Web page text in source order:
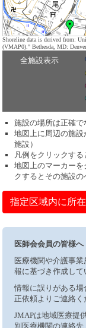
Shoreline data is derived from:
(VMAP0)." Bethesda, MD:
全施設表示
施設の場所は正確で
地図上に周辺の施
施設）
凡例をクリックす
地図上のマーカー
クするとその施設の
指定区域内に所
医師会会員の皆様へ
医療機関や介護事
報に基づき作成して
情報に誤りがある
正依頼よりご連絡く
JMAPは地域医療提
別医療機関の連絡